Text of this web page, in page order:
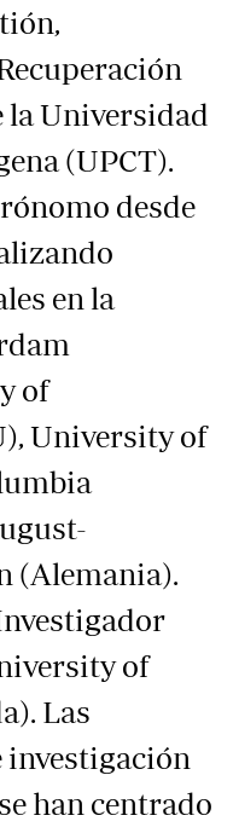
la Universidad
(UPCT).
desde
en la
of
University of
(Alemania).
of
Las
investigación
han centrado